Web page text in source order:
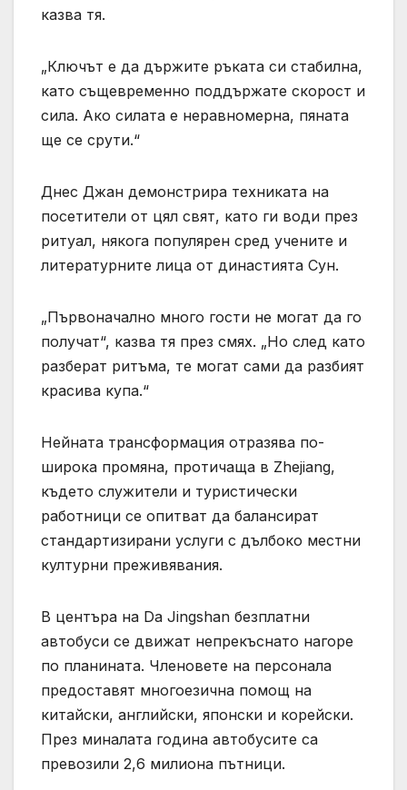
казва тя.
„Ключът е да държите ръката си стабилна,
като същевременно поддържате скорост и
сила. Ако силата е неравномерна, пяната
ще се срути.“
Днес Джан демонстрира техниката на
посетители от цял ​​свят, като ги води през
ритуал, някога популярен сред учените и
литературните лица от династията Сун.
„Първоначално много гости не могат да го
получат“, казва тя през смях. „Но след като
разберат ритъма, те могат сами да разбият
красива купа.“
Нейната трансформация отразява по-
широка промяна, протичаща в Zhejiang,
където служители и туристически
работници се опитват да балансират
стандартизирани услуги с дълбоко местни
културни преживявания.
В центъра на Da Jingshan безплатни
автобуси се движат непрекъснато нагоре
по планината. Членовете на персонала
предоставят многоезична помощ на
китайски, английски, японски и корейски.
През миналата година автобусите са
превозили 2,6 милиона пътници.